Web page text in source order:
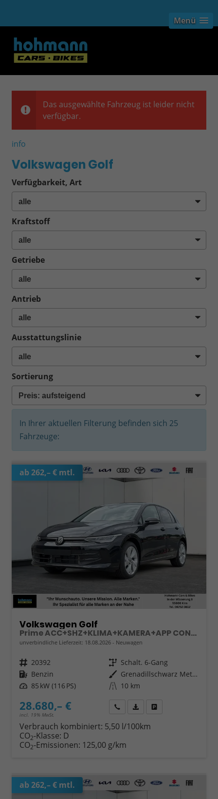
Menü
Das ausgewählte Fahrzeug ist leider nicht
verfügbar.
info
Volkswagen Golf
Verfügbarkeit, Art
Kraftstoff
Getriebe
Antrieb
Ausstattungslinie
Sortierung
In Ihrer aktuellen Filterung befinden sich 25
Fahrzeuge:
ab 262,– € mtl.
Volkswagen Golf
Prime ACC+SHZ+KLIMA+KAMERA+APP CONNECT+LED+17" ALU
unverbindliche Lieferzeit: 18.08.2026 Neuwagen
Fahrzeugnr. 20392 Getriebe Schalt. 6-Gang
Kraftstoff Benzin Außenfarbe
Grenadillschwarz Metallic
Leistung 85 kW (116 PS) Kilometerstand 10 km
28.680,– €
incl. 19% MwSt.
Wir rufen Sie anFahrzeugexposé (PDF)
Verbrauch kombiniert: 5,50 l/100km
CO2-Klasse: D
CO2-Emissionen: 125,00 g/km
ab 262,– € mtl.